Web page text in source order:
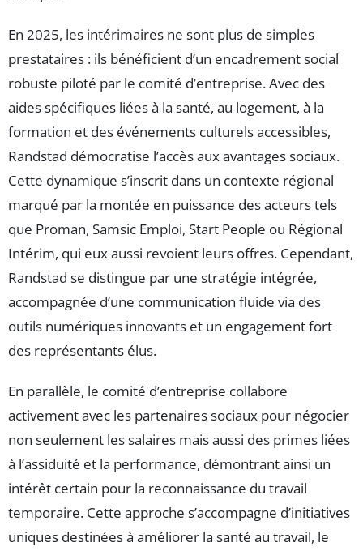
En 2025, les intérimaires ne sont plus de simples
prestataires : ils bénéficient d’un encadrement social
robuste piloté par le comité d’entreprise. Avec des
aides spécifiques liées à la santé, au logement, à la
formation et des événements culturels accessibles,
Randstad démocratise l’accès aux avantages sociaux.
Cette dynamique s’inscrit dans un contexte régional
marqué par la montée en puissance des acteurs tels
que Proman, Samsic Emploi, Start People ou Régional
Intérim, qui eux aussi revoient leurs offres. Cependant,
Randstad se distingue par une stratégie intégrée,
accompagnée d’une communication fluide via des
outils numériques innovants et un engagement fort
des représentants élus.
En parallèle, le comité d’entreprise collabore
activement avec les partenaires sociaux pour négocier
non seulement les salaires mais aussi des primes liées
à l’assiduité et la performance, démontrant ainsi un
intérêt certain pour la reconnaissance du travail
temporaire. Cette approche s’accompagne d’initiatives
uniques destinées à améliorer la santé au travail, le